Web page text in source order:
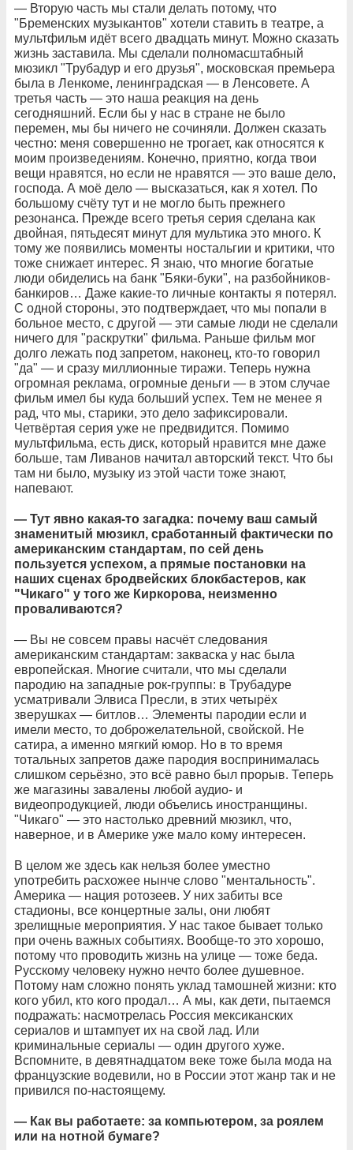
— Вторую часть мы стали делать потому, что
"Бременских музыкантов" хотели ставить в театре, а
мультфильм идёт всего двадцать минут. Можно сказать
жизнь заставила. Мы сделали полномасштабный
мюзикл "Трубадур и его друзья", московская премьера
была в Ленкоме, ленинградская — в Ленсовете. А
третья часть — это наша реакция на день
сегодняшний. Если бы у нас в стране не было
перемен, мы бы ничего не сочиняли. Должен сказать
честно: меня совершенно не трогает, как относятся к
моим произведениям. Конечно, приятно, когда твои
вещи нравятся, но если не нравятся — это ваше дело,
господа. А моё дело — высказаться, как я хотел. По
большому счёту тут и не могло быть прежнего
резонанса. Прежде всего третья серия сделана как
двойная, пятьдесят минут для мультика это много. К
тому же появились моменты ностальгии и критики, что
тоже снижает интерес. Я знаю, что многие богатые
люди обиделись на банк "Бяки-буки", на разбойников-
банкиров… Даже какие-то личные контакты я потерял.
С одной стороны, это подтверждает, что мы попали в
больное место, с другой — эти самые люди не сделали
ничего для "раскрутки" фильма. Раньше фильм мог
долго лежать под запретом, наконец, кто-то говорил
"да" — и сразу миллионные тиражи. Теперь нужна
огромная реклама, огромные деньги — в этом случае
фильм имел бы куда больший успех. Тем не менее я
рад, что мы, старики, это дело зафиксировали.
Четвёртая серия уже не предвидится. Помимо
мультфильма, есть диск, который нравится мне даже
больше, там Ливанов начитал авторский текст. Что бы
там ни было, музыку из этой части тоже знают,
напевают.
— Тут явно какая-то загадка: почему ваш самый
знаменитый мюзикл, сработанный фактически по
американским стандартам, по сей день
пользуется успехом, а прямые постановки на
наших сценах бродвейских блокбастеров, как
"Чикаго" у того же Киркорова, неизменно
проваливаются?
— Вы не совсем правы насчёт следования
американским стандартам: закваска у нас была
европейская. Многие считали, что мы сделали
пародию на западные рок-группы: в Трубадуре
усматривали Элвиса Пресли, в этих четырёх
зверушках — битлов… Элементы пародии если и
имели место, то доброжелательной, свойской. Не
сатира, а именно мягкий юмор. Но в то время
тотальных запретов даже пародия воспринималась
слишком серьёзно, это всё равно был прорыв. Теперь
же магазины завалены любой аудио- и
видеопродукцией, люди объелись иностранщины.
"Чикаго" — это настолько древний мюзикл, что,
наверное, и в Америке уже мало кому интересен.
В целом же здесь как нельзя более уместно
употребить расхожее нынче слово "ментальность".
Америка — нация ротозеев. У них забиты все
стадионы, все концертные залы, они любят
зрелищные мероприятия. У нас такое бывает только
при очень важных событиях. Вообще-то это хорошо,
потому что проводить жизнь на улице — тоже беда.
Русскому человеку нужно нечто более душевное.
Потому нам сложно понять уклад тамошней жизни: кто
кого убил, кто кого продал… А мы, как дети, пытаемся
подражать: насмотрелась Россия мексиканских
сериалов и штампует их на свой лад. Или
криминальные сериалы — один другого хуже.
Вспомните, в девятнадцатом веке тоже была мода на
французские водевили, но в России этот жанр так и не
привился по-настоящему.
— Как вы работаете: за компьютером, за роялем
или на нотной бумаге?